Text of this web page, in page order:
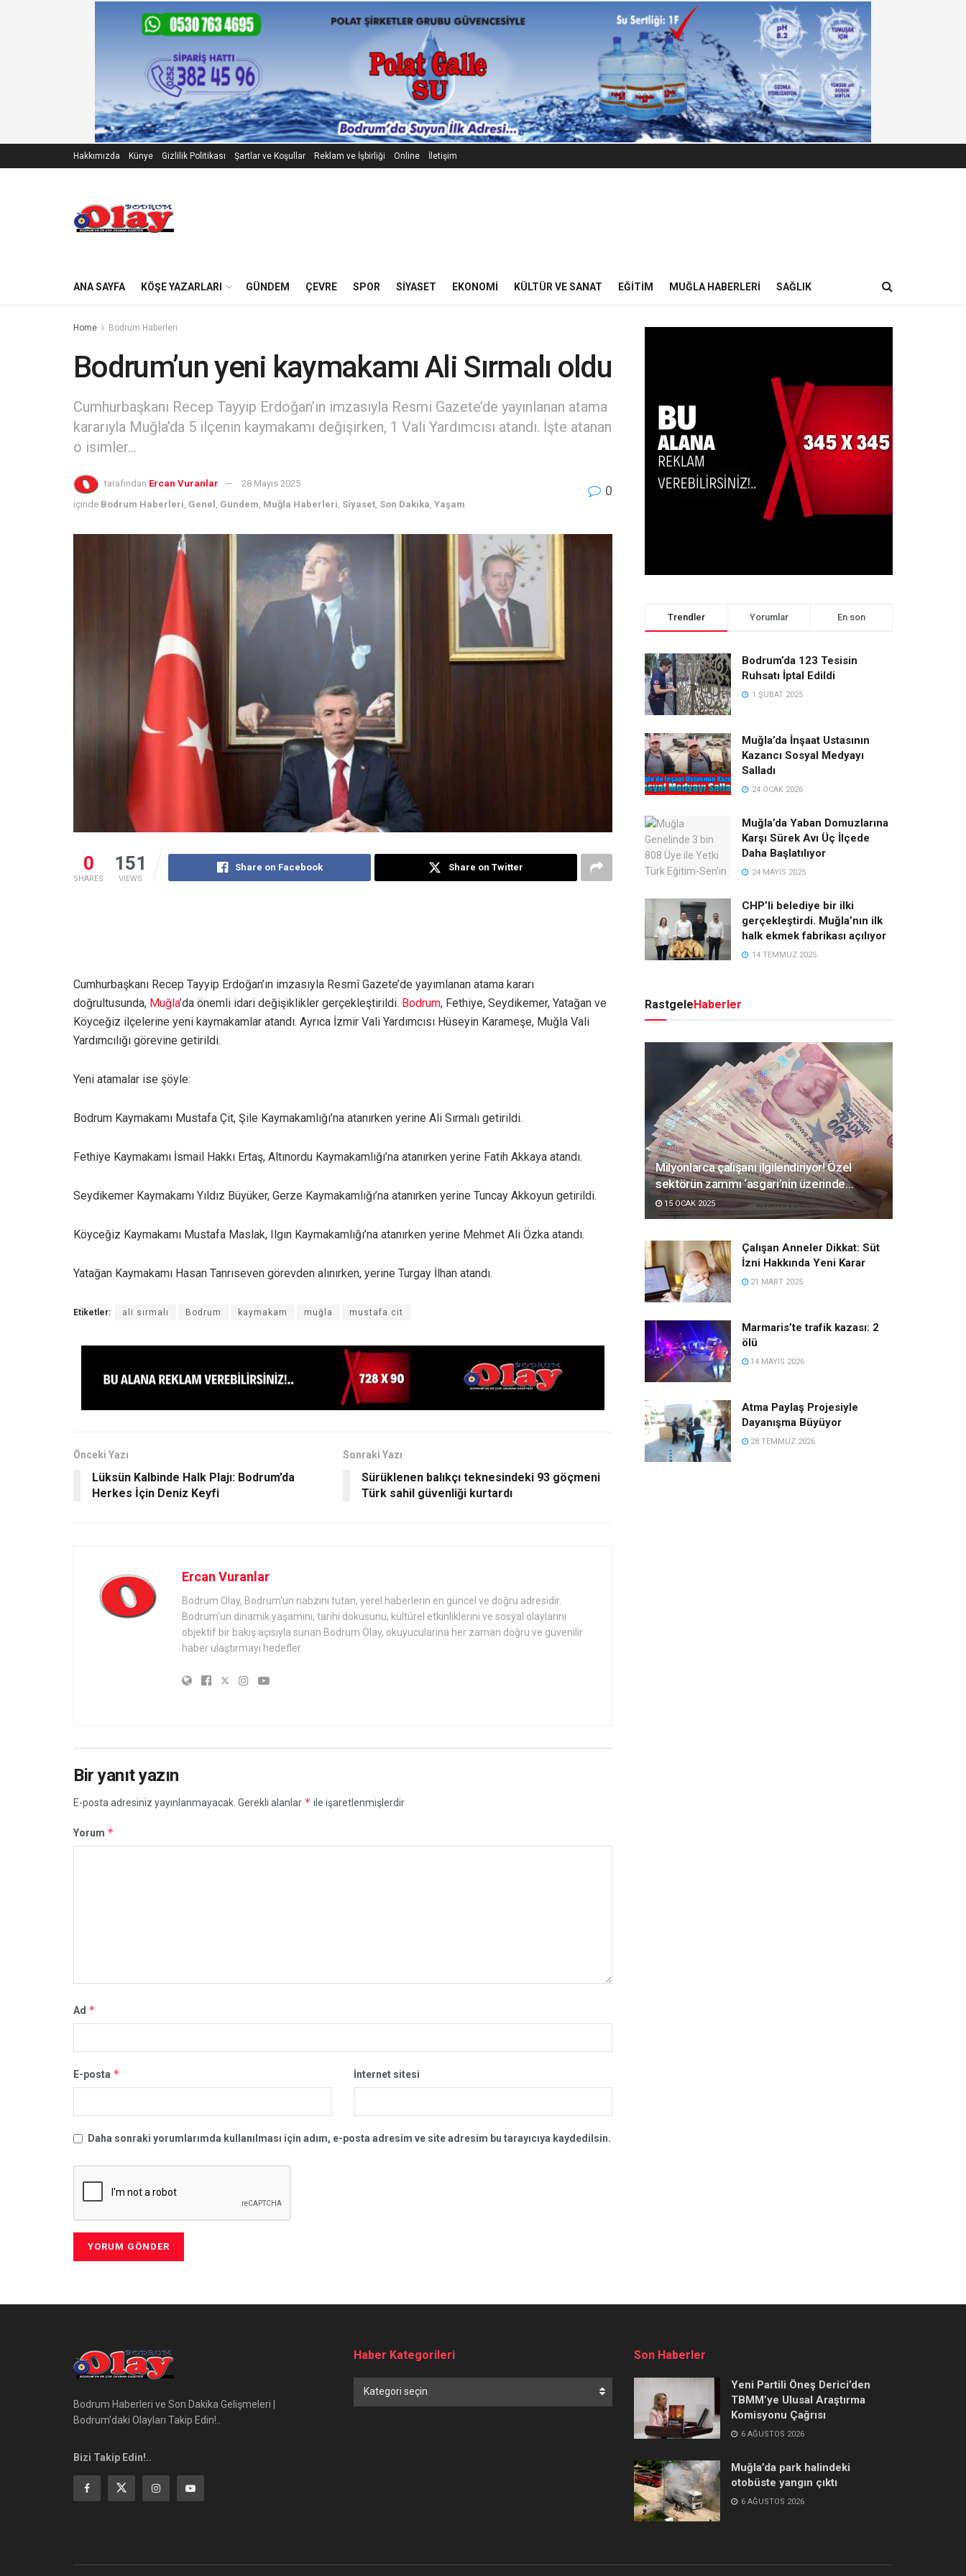
Hakkımızda Künye Gizlilik Politikası Şartlar ve Koşullar Reklam ve İşbirliği Online İletişim
ANA SAYFA KÖŞE YAZARLARI GÜNDEM ÇEVRE SPOR SIYASET EKONOMI KÜLTÜR VE SANAT EĞITIM MUĞLA HABERLERI SAĞLIK
Home Bodrum Haberleri
Bodrum’un yeni kaymakamı Ali Sırmalı oldu
Cumhurbaşkanı Recep Tayyip Erdoğan’ın imzasıyla Resmi Gazete’de yayınlanan atama
kararıyla Muğla’da 5 ilçenin kaymakamı değişirken, 1 Vali Yardımcısı atandı. İşte atanan
o isimler...
tarafından Ercan Vuranlar
28 Mayıs 2025
içinde Bodrum Haberleri Genel Gündem Muğla Haberleri Siyaset Son Dakika Yaşam
0
0
SHARES
151
VIEWS
Share on Facebook Share on Twitter
Cumhurbaşkanı Recep Tayyip Erdoğan’ın imzasıyla Resmî Gazete’de yayımlanan atama kararı
doğrultusunda, Muğla’da önemli idari değişiklikler gerçekleştirildi. Bodrum, Fethiye, Seydikemer, Yatağan ve
Köyceğiz ilçelerine yeni kaymakamlar atandı. Ayrıca İzmir Vali Yardımcısı Hüseyin Karameşe, Muğla Vali
Yardımcılığı görevine getirildi.
Yeni atamalar ise şöyle:
Bodrum Kaymakamı Mustafa Çit, Şile Kaymakamlığı’na atanırken yerine Ali Sırmalı getirildi.
Fethiye Kaymakamı İsmail Hakkı Ertaş, Altınordu Kaymakamlığı’na atanırken yerine Fatih Akkaya atandı.
Seydikemer Kaymakamı Yıldız Büyüker, Gerze Kaymakamlığı’na atanırken yerine Tuncay Akkoyun getirildi.
Köyceğiz Kaymakamı Mustafa Maslak, Ilgın Kaymakamlığı’na atanırken yerine Mehmet Ali Özka atandı.
Yatağan Kaymakamı Hasan Tanrıseven görevden alınırken, yerine Turgay İlhan atandı.
Etiketler: ali sırmalı Bodrum kaymakam muğla mustafa cit
Önceki Yazı
Lüksün Kalbinde Halk Plajı: Bodrum’da
Herkes İçin Deniz Keyfi
Sonraki Yazı
Sürüklenen balıkçı teknesindeki 93 göçmeni
Türk sahil güvenliği kurtardı
Ercan Vuranlar
Bodrum Olay, Bodrum'un nabzını tutan, yerel haberlerin en güncel ve doğru adresidir.
Bodrum'un dinamik yaşamını, tarihi dokusunu, kültürel etkinliklerini ve sosyal olaylarını
objektif bir bakış açısıyla sunan Bodrum Olay, okuyucularına her zaman doğru ve güvenilir
haber ulaştırmayı hedefler.
Bir yanıt yazın
E-posta adresiniz yayınlanmayacak. Gerekli alanlar * ile işaretlenmişlerdir
Yorum *
Ad *
E-posta * İnternet sitesi
Daha sonraki yorumlarımda kullanılması için adım, e-posta adresim ve site adresim bu tarayıcıya kaydedilsin.
Trendler Yorumlar En son
Bodrum’da 123 Tesisin
Ruhsatı İptal Edildi
1 ŞUBAT 2025
Muğla’da İnşaat Ustasının
Kazancı Sosyal Medyayı
Salladı
24 OCAK 2026
Muğla’da Yaban Domuzlarına
Karşı Sürek Avı Üç İlçede
Daha Başlatılıyor
24 MAYIS 2025
CHP’li belediye bir ilki
gerçekleştirdi. Muğla’nın ilk
halk ekmek fabrikası açılıyor
14 TEMMUZ 2025
RastgeleHaberler
Milyonlarca çalışanı ilgilendiriyor! Özel
sektörün zammı ‘asgari’nin üzerinde…
15 OCAK 2025
Çalışan Anneler Dikkat: Süt
İzni Hakkında Yeni Karar
21 MART 2025
Marmaris’te trafik kazası: 2
ölü
14 MAYIS 2026
Atma Paylaş Projesiyle
Dayanışma Büyüyor
28 TEMMUZ 2026
Bodrum Haberleri ve Son Dakika Gelişmeleri |
Bodrum’daki Olayları Takip Edin!..
Bizi Takip Edin!..
Haber Kategorileri
Haber
Kategorileri
Kategori seçin
Son Haberler
Yeni Partili Öneş Derici’den
TBMM’ye Ulusal Araştırma
Komisyonu Çağrısı
6 AĞUSTOS 2026
Muğla’da park halindeki
otobüste yangın çıktı
6 AĞUSTOS 2026